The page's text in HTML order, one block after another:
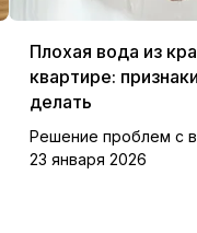
Плохая вода из
квартире:
делать
Решение проблем с
23 января 2026